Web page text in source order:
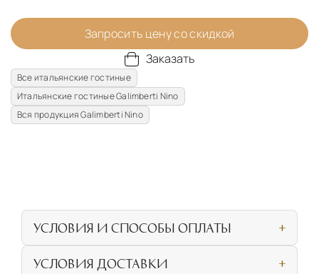
Запросить цену со скидкой
Заказать
Все итальянские гостиные
Итальянские гостиные Galimberti Nino
Вся продукция Galimberti Nino
УСЛОВИЯ И СПОСОБЫ ОПЛАТЫ
УСЛОВИЯ ДОСТАВКИ